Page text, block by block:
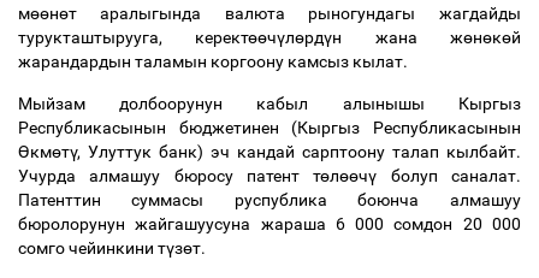
мөөнөт аралыгында валюта рыногундагы жагдайды
турукташтырууга, керектөөчүлөрдүн жана жөнөкөй
жарандардын таламын коргоону камсыз кылат.
Мыйзам долбоорунун кабыл алынышы Кыргыз
Республикасынын бюджетинен (Кыргыз Республикасынын
Өкмөтү, Улуттук банк) эч кандай сарптоону талап кылбайт.
Учурда алмашуу бюросу патент төлөөчү болуп саналат.
Патенттин суммасы руспублика боюнча алмашуу
бюролорунун жайгашуусуна жараша 6 000 сомдон 20 000
сомго чейинкини түзөт.